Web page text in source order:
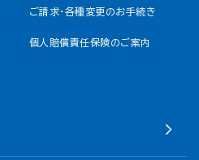
ご請求・各種変更のお手続き
個人賠償責任保険のご案内